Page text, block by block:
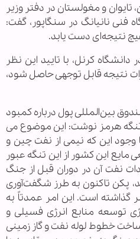
و مغولستان در دفتر وزیر
فنی نانیانگ در سنگاپور، گفت:
نتیجه‌ای دست یابد.
کرنل، با تایید این نظر
نتیجه‌ قابل توجهی حاصل شود،
بین‌المللی پول درباره کمبود
هرمز نوشت: این موضوع می
وجود این که نیمی از نفت چین و
مایع این کشور از این تنگه عبور
درصد از واردات نفت آن در دوران قبل از جنگ
پکن تاکنون به طرز شگفت‌آوری
گذاشته است. این امر عمدتاً به
توسعه منابع انرژی فسیلی و
خطوط لوله نفت و گاز زمینی